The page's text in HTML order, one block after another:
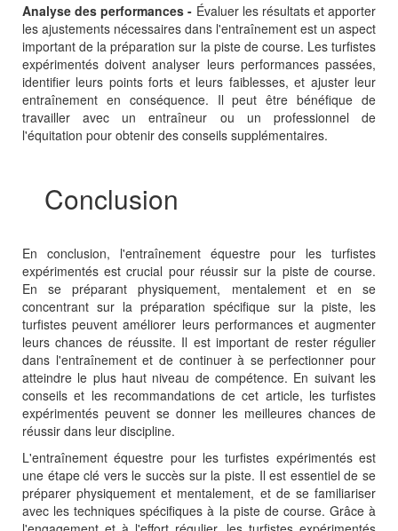
Analyse des performances - Évaluer les résultats et apporter
les ajustements nécessaires dans l'entraînement est un aspect
important de la préparation sur la piste de course. Les turfistes
expérimentés doivent analyser leurs performances passées,
identifier leurs points forts et leurs faiblesses, et ajuster leur
entraînement en conséquence. Il peut être bénéfique de
travailler avec un entraîneur ou un professionnel de
l'équitation pour obtenir des conseils supplémentaires.
Conclusion
En conclusion, l'entraînement équestre pour les turfistes
expérimentés est crucial pour réussir sur la piste de course.
En se préparant physiquement, mentalement et en se
concentrant sur la préparation spécifique sur la piste, les
turfistes peuvent améliorer leurs performances et augmenter
leurs chances de réussite. Il est important de rester régulier
dans l'entraînement et de continuer à se perfectionner pour
atteindre le plus haut niveau de compétence. En suivant les
conseils et les recommandations de cet article, les turfistes
expérimentés peuvent se donner les meilleures chances de
réussir dans leur discipline.
L'entraînement équestre pour les turfistes expérimentés est
une étape clé vers le succès sur la piste. Il est essentiel de se
préparer physiquement et mentalement, et de se familiariser
avec les techniques spécifiques à la piste de course. Grâce à